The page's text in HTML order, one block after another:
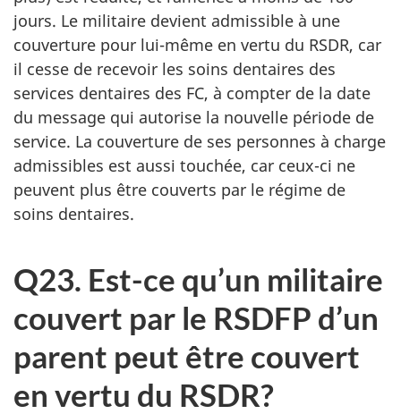
jours. Le militaire devient admissible à une
couverture pour lui-même en vertu du RSDR, car
il cesse de recevoir les soins dentaires des
services dentaires des FC, à compter de la date
du message qui autorise la nouvelle période de
service. La couverture de ses personnes à charge
admissibles est aussi touchée, car ceux-ci ne
peuvent plus être couverts par le régime de
soins dentaires.
Q23. Est-ce qu’un militaire
couvert par le RSDFP d’un
parent peut être couvert
en vertu du RSDR?